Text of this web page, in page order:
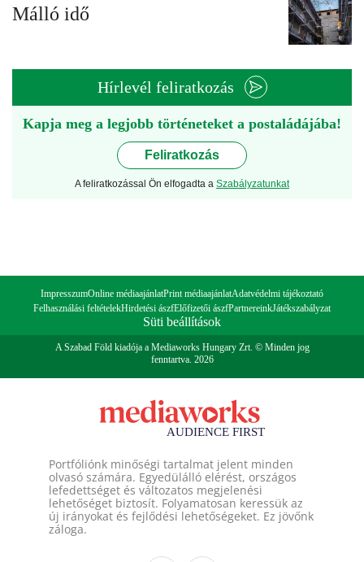
Málló idő
Hírlevél feliratkozás
Kapja meg a legjobb történeteket a postaládájába!
Feliratkozás
A feliratkozással Ön elfogadta a Szabályzatunkat
ImpresszumOnline médiaajánlatPrint médiaajánlatAdatvédelmi tájékoztató
Felhasználási feltételekHirdetési ászfElőfizetői ászfPartnereinkJátékszabályzat
Süti beállítások
A Szabad Föld kiadója a Mediaworks Hungary Zrt. © Minden jog
fenntartva. 2026
Portfóliónk minőségi tartalmat jelent minden
olvasó számára. Egyedülálló elérést, országos
lefedettséget és változatos megjelenési
lehetőséget biztosít. Folyamatosan keressük az
új irányokat és fejlődési lehetőségeket. Ez jövőnk
záloga.